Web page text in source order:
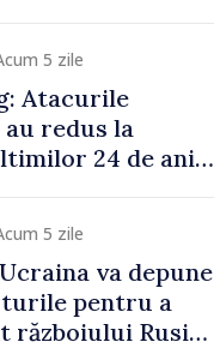
5 zile
Atacurile
redus la
24 de ani
5 zile
va depune
pentru a
războiului Rusiei